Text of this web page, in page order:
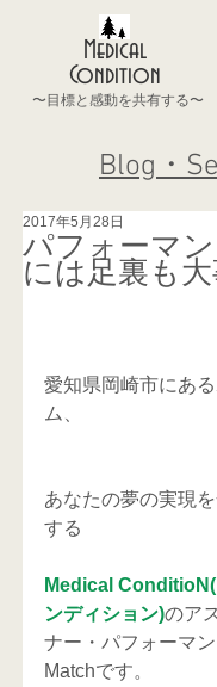
Medical
Condition
〜目標と感動を共有する〜
Blog・
パフォーマ
には足裏も
2017年5月28日
愛知県岡崎市にあ
ム、
あなたの夢の実現
する
Medical
ンディション)のア
ナー・パフォーマ
Matchです。